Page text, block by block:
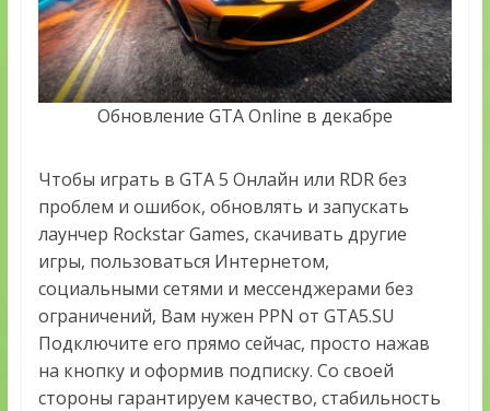
Обновление GTA Online в декабре
Чтобы играть в GTA 5 Онлайн или RDR без
проблем и ошибок, обновлять и запускать
лаунчер Rockstar Games, скачивать другие
игры, пользоваться Интернетом,
социальными сетями и мессенджерами без
ограничений, Вам нужен PPN от GTA5.SU
Подключите его прямо сейчас, просто нажав
на кнопку и оформив подписку. Со своей
стороны гарантируем качество, стабильность